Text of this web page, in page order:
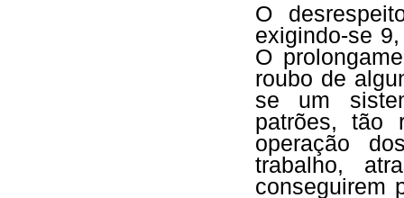
O
exigindo-se
O
roubo de
se um
patrões, tão
operação
trabalho,
conseguirem